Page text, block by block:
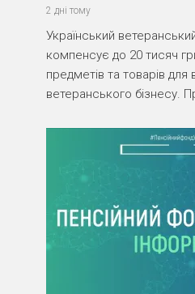
2 дні тому
Український
компенсує до 20 тисяч
предметів та товарів для
ветеранського бізнесу.